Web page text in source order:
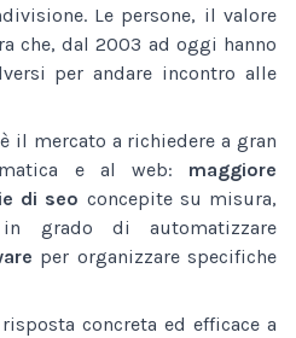
Le persone, il valore
che, dal 2003 ad oggi hanno
per andare incontro alle
il mercato a richiedere a gran
e al web: maggiore
di seo concepite su misura,
grado di automatizzare
per organizzare specifiche
concreta ed efficace a